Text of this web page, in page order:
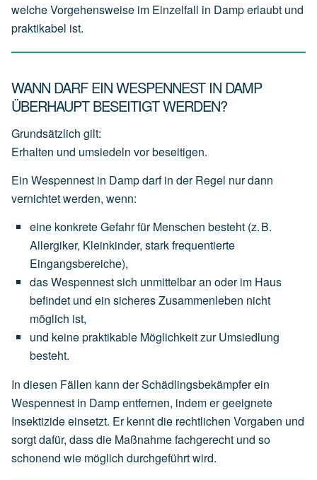
welche Vorgehensweise im Einzelfall in Damp erlaubt und
praktikabel ist.
WANN DARF EIN WESPENNEST IN DAMP
ÜBERHAUPT BESEITIGT WERDEN?
Grundsätzlich gilt:
Erhalten und umsiedeln vor beseitigen.
Ein Wespennest in Damp darf in der Regel nur dann
vernichtet werden, wenn:
eine konkrete Gefahr für Menschen besteht (z.B.
Allergiker, Kleinkinder, starkfrequentierte
Eingangsbereiche),
dasWespennestsich unmittelbar an oder im Haus
befindet und ein sicheresZusammenleben nicht
möglich ist,
und keinepraktikable Möglichkeitzur Umsiedlung
besteht.
In diesen Fällen kann der Schädlingsbekämpfer ein
Wespennest in Damp entfernen, indem er geeignete
Insektizide einsetzt. Er kennt die rechtlichen Vorgaben und
sorgt dafür, dass die Maßnahme fachgerecht und so
schonend wie möglich durchgeführt wird.